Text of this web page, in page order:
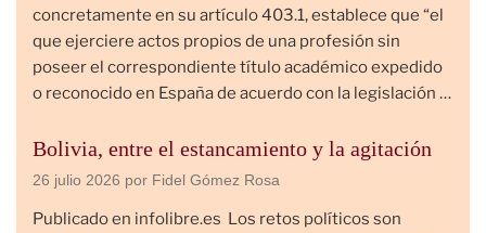
concretamente en su artículo 403.1, establece que “el
que ejerciere actos propios de una profesión sin
poseer el correspondiente título académico expedido
o reconocido en España de acuerdo con la legislación …
Bolivia, entre el estancamiento y la agitación
26 julio 2026 por Fidel Gómez Rosa
Publicado en infolibre.es Los retos políticos son